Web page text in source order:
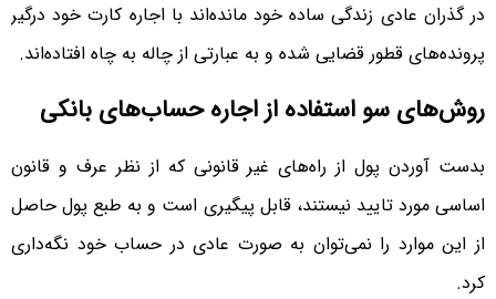
در گذران عادی زندگی ساده خود مانده‌اند با اجاره کارت خود درگیر
پرونده‌های قطور قضایی شده و به عبارتی از چاله به چاه افتاده‌اند.
روش‌های سو استفاده از اجاره حساب‌های بانکی
بدست آوردن پول از راه‌های غیر قانونی که از نظر عرف و قانون
اساسی مورد تایید نیستند، قابل پیگیری است و به طبع پول حاصل
از این موارد را نمی‌توان به صورت عادی در حساب خود نگه‌داری
کرد.